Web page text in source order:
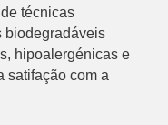
técnicas
biodegradáveis
hipoalergénicas e
satifação com a